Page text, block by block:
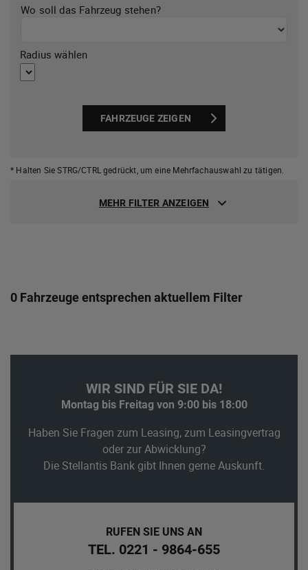
Wo soll das Fahrzeug stehen?
Radius wählen
FAHRZEUGE ZEIGEN
* Halten Sie STRG/CTRL gedrückt, um eine Mehrfachauswahl zu tätigen.
MEHR FILTER ANZEIGEN
0 Fahrzeuge entsprechen aktuellem Filter
WIR SIND FÜR SIE DA!
Montag bis Freitag von 9:00 bis 18:00
Haben Sie Fragen zum Leasing, zum Leasingvertrag
oder zur Abwicklung?
Die Stellantis Bank gibt Ihnen gerne Auskunft.
RUFEN SIE UNS AN
TEL. 0221 - 9864-655